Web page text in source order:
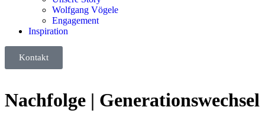
Wolfgang Vögele
Engagement
Inspiration
Kontakt
Nachfolge | Generationswechsel